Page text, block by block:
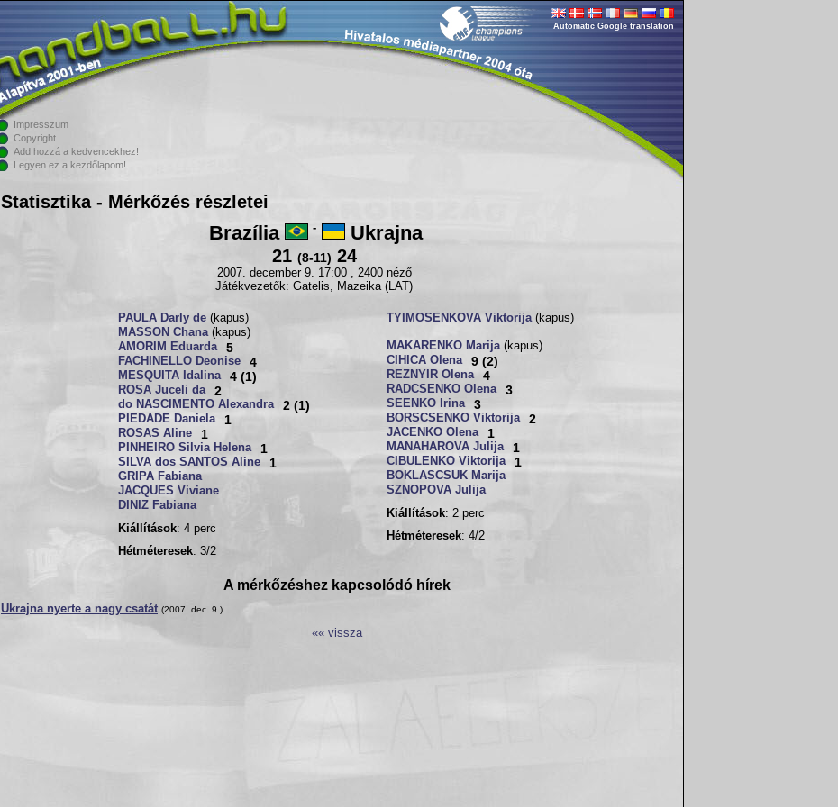
Automatic Google translation
Impresszum
Copyright
Add hozzá a kedvencekhez!
Legyen ez a kezdőlapom!
Statisztika - Mérkőzés részletei
Brazília - Ukrajna
21 (8-11) 24
2007. december 9. 17:00 , 2400 néző
Játékvezetők: Gatelis, Mazeika (LAT)
PAULA Darly de (kapus)
MASSON Chana(kapus)
AMORIM Eduarda
5
FACHINELLO Deonise 4
MESQUITA Idalina 4 (1)
ROSA Juceli da 2
do NASCIMENTO Alexandra 2 (1)
PIEDADE Daniela 1
ROSAS Aline 1
PINHEIRO Silvia Helena 1
SILVA dos SANTOS Aline 1
GRIPA Fabiana
JACQUES Viviane
DINIZ Fabiana
Kiállítások: 4 perc
Hétméteresek: 3/2
TYIMOSENKOVA Viktorija(kapus)
MAKARENKO Marija(kapus)
CIHICA Olena
9 (2)
REZNYIR Olena 4
RADCSENKO Olena 3
SEENKO Irina 3
BORSCSENKO Viktorija 2
JACENKO Olena 1
MANAHAROVA Julija 1
CIBULENKO Viktorija 1
BOKLASCSUK Marija
SZNOPOVA Julija
Kiállítások: 2 perc
Hétméteresek: 4/2
A mérkőzéshez kapcsolódó hírek
Ukrajna nyerte a nagy csatát (2007. dec. 9.)
«« vissza